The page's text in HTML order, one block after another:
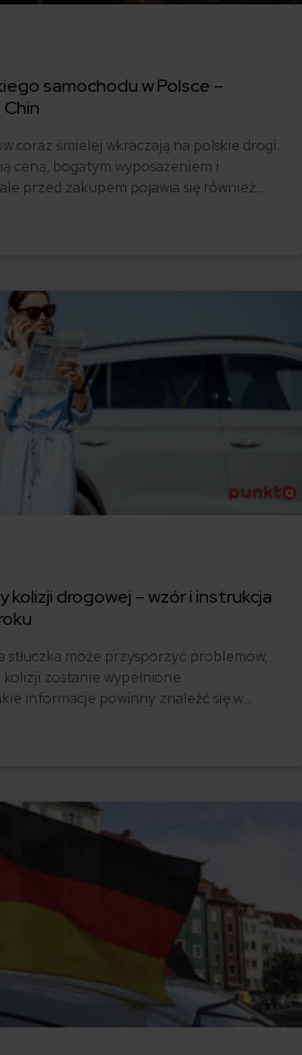
samochodu w Polsce –
coraz śmielej wkraczają na polskie drogi.
ceną, bogatym wyposażeniem i
przed zakupem pojawia się również
jak MG, BYD, Omoda, Jaecoo i BAIC
kolizji drogowej – wzór i instrukcja
może przysporzyć problemów,
zostanie wypełnione
informacje powinny znaleźć się w